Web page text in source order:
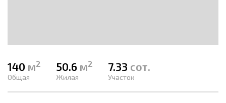
140 м2
Общая
50.6 м2
Жилая
7.33 сот.
Участок